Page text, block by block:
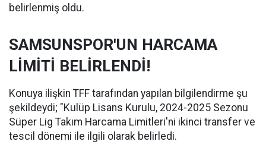
belirlenmiş oldu.
SAMSUNSPOR'UN HARCAMA
LİMİTİ BELİRLENDİ!
Konuya ilişkin TFF tarafından yapılan bilgilendirme şu
şekildeydi; "Kulüp Lisans Kurulu, 2024-2025 Sezonu
Süper Lig Takım Harcama Limitleri'ni ikinci transfer ve
tescil dönemi ile ilgili olarak belirledi.